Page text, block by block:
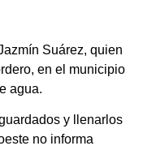
Suárez, quien
en el municipio
agua.
y llenarlos
no informa